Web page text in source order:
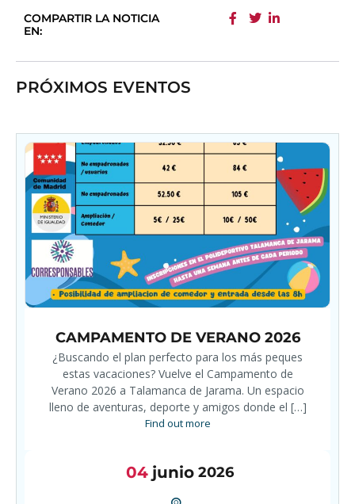
COMPARTIR LA NOTICIA
EN:
PRÓXIMOS EVENTOS
CAMPAMENTO DE VERANO 2026
¿Buscando el plan perfecto para los más peques
estas vacaciones? Vuelve el Campamento de
Verano 2026 a Talamanca de Jarama. Un espacio
lleno de aventuras, deporte y amigos donde el […]
Find out more
04 junio 2026